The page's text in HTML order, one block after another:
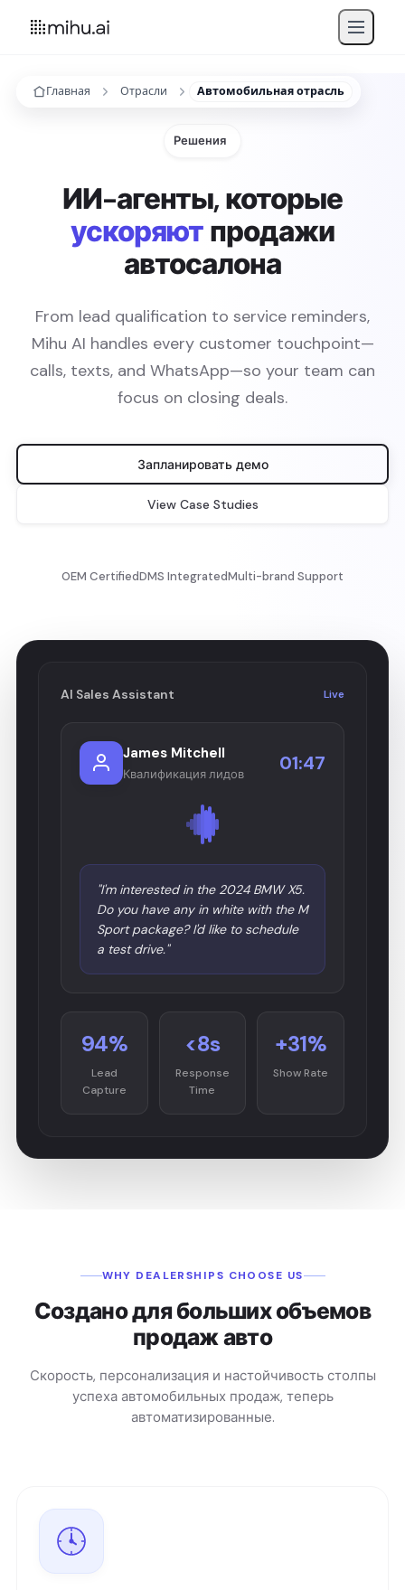
Главная Отрасли Автомобильная отрасль
Решения
ИИ-агенты, которые
ускоряютпродажи
автосалона
From lead qualification to service reminders,
Mihu AI handles every customer touchpoint—
calls, texts, and WhatsApp—so your team can
focus on closing deals.
Запланировать демо
View Case Studies
OEM CertifiedDMS IntegratedMulti-brand Support
AI Sales Assistant Live
James Mitchell
Квалификация лидов 01:47
"I'm interested in the 2024 BMW X5.
Do you have any in white with the M
Sport package? I'd like to schedule
a test drive."
94%
Lead
Capture
<8s
Response
Time
+31%
Show Rate
WHY DEALERSHIPS CHOOSE US
Создано для больших объемов
продаж авто
Скорость, персонализация и настойчивость столпы
успеха автомобильных продаж, теперь
автоматизированные.